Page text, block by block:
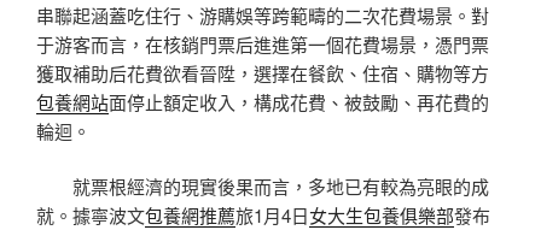
串聯起涵蓋吃住行、游購娛等跨範疇的二次花費場景。對
于游客而言，在核銷門票后進進第一個花費場景，憑門票
獲取補助后花費欲看晉陞，選擇在餐飲、住宿、購物等方
包養網站面停止額定收入，構成花費、被鼓勵、再花費的
輪迴。
就票根經濟的現實後果而言，多地已有較為亮眼的成
就。據寧波文包養網推薦旅1月4日女大生包養俱樂部發布